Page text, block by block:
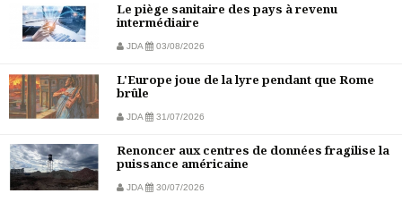
Le piège sanitaire des pays à revenu
intermédiaire
JDA 03/08/2026
L'Europe joue de la lyre pendant que Rome
brûle
JDA 31/07/2026
Renoncer aux centres de données fragilise la
puissance américaine
JDA 30/07/2026